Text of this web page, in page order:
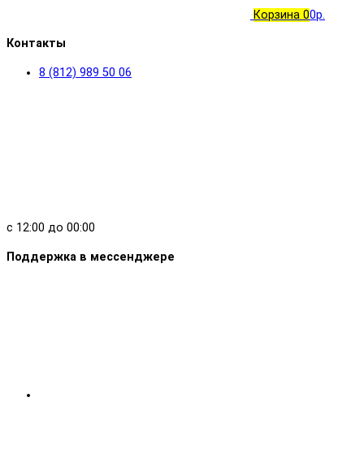
Корзина 00р.
Контакты
8 (812) 989 50 06
с 12:00 до 00:00
Поддержка в мессенджере